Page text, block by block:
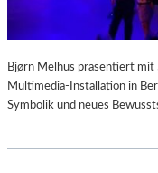
Bjørn Melhus präsentiert mit
Multimedia-Installation in
Symbolik und neues